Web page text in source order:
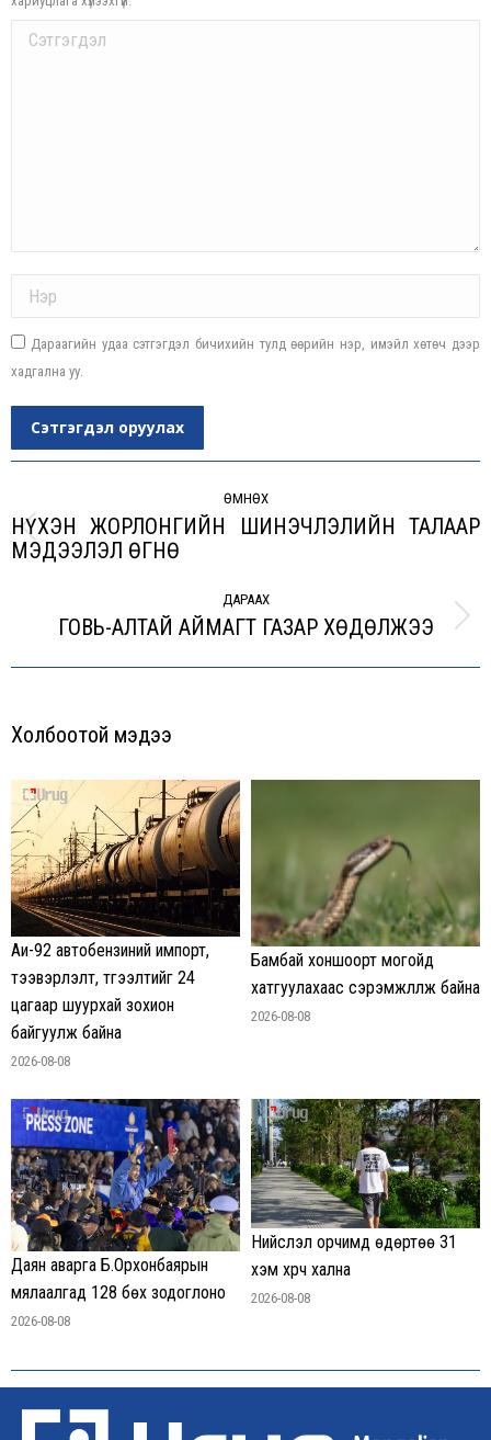
Comment
Дараагийн удаа сэтгэгдэл бичихийн тулд өөрийн нэр, имэйл хөтөч дээр
хадгална уу.
Сэтгэгдэл оруулах
ӨМНӨХ
Previous
НҮХЭН ЖОРЛОНГИЙН ШИНЭЧЛЭЛИЙН ТАЛААР
МЭДЭЭЛЭЛ ӨГНӨ
ДАРААХ
Next
ГОВЬ-АЛТАЙ АЙМАГТ ГАЗАР ХӨДӨЛЖЭЭ
Холбоотой мэдээ
Аи-92 автобензиний импорт,
тээвэрлэлт, түгээлтийг 24
цагаар шуурхай зохион
байгуулж байна
2026-08-08
Бамбай хоншоорт могойд
хатгуулахаас сэрэмжлүүлж байна
2026-08-08
Даян аварга Б.Орхонбаярын
мялаалгад 128 бөх зодоглоно
2026-08-08
Нийслэл орчимд өдөртөө 31
хэм хүрч хална
2026-08-08